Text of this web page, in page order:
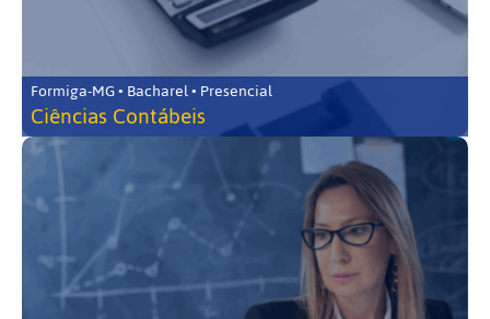
Formiga-MG • Bacharel • Presencial
Ciências Contábeis